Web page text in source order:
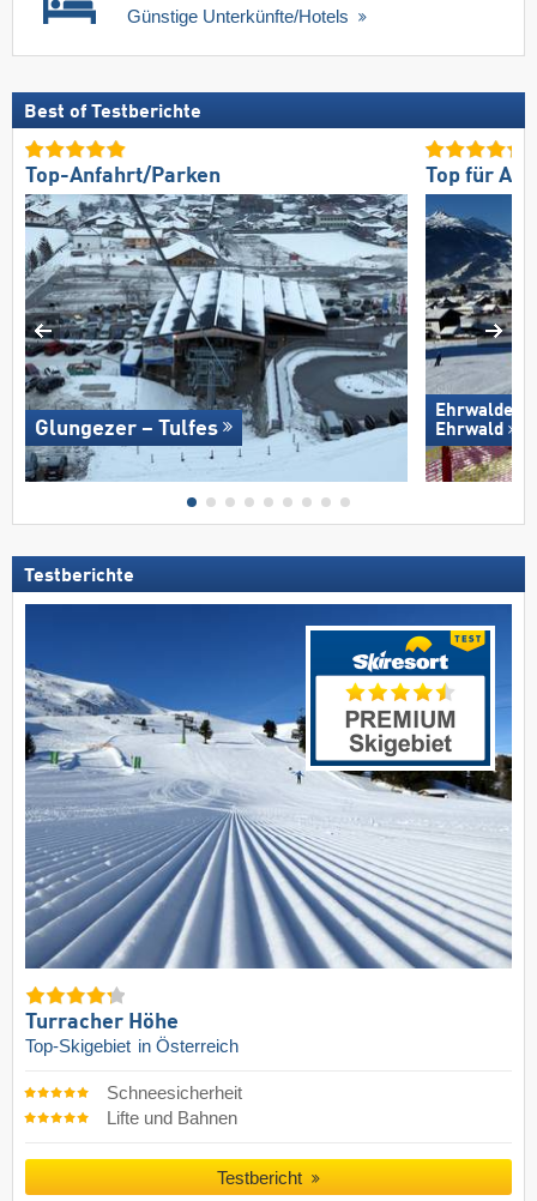
Günstige Unterkünfte/Hotels
Best of Testberichte
Top-Anfahrt/Parken
Glungezer – Tulfes
Top für
Ehrwalder
Ehrwald
Testberichte
Turracher Höhe
Top-Skigebiet in Österreich
Schneesicherheit
Lifte und Bahnen
Testbericht